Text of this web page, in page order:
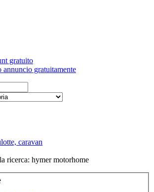
gratuito
annuncio gratuitamente
caravan
ricerca: hymer motorhome